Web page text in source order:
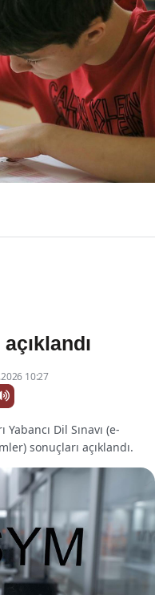
10:27
Dil Sınavı (e-
sonuçları açıklandı.